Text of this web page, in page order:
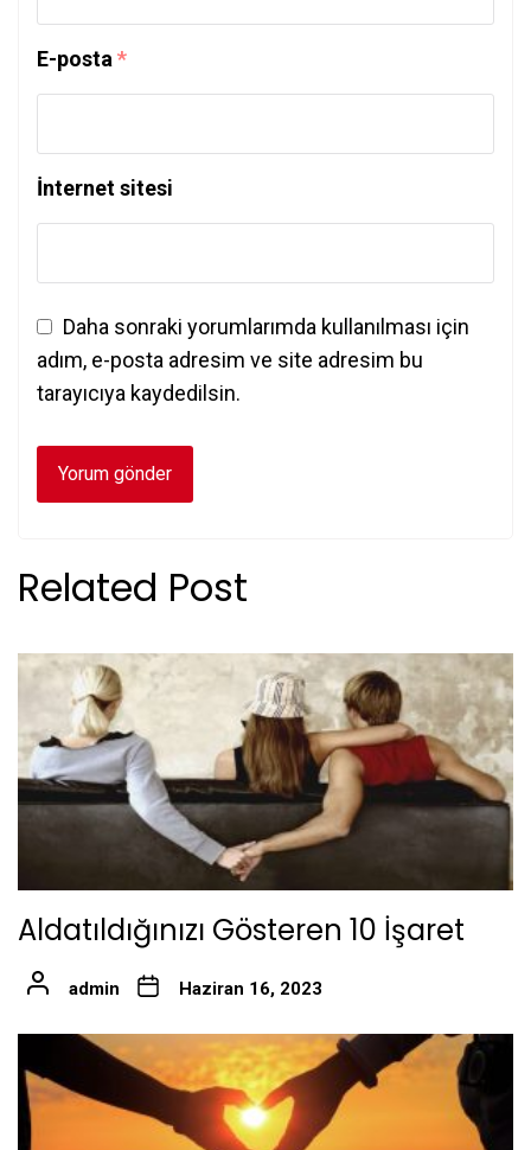
E-posta *
İnternet sitesi
Daha sonraki yorumlarımda kullanılması için
adım, e-posta adresim ve site adresim bu
tarayıcıya kaydedilsin.
Related Post
Aldatıldığınızı Gösteren 10 İşaret
admin Haziran 16, 2023